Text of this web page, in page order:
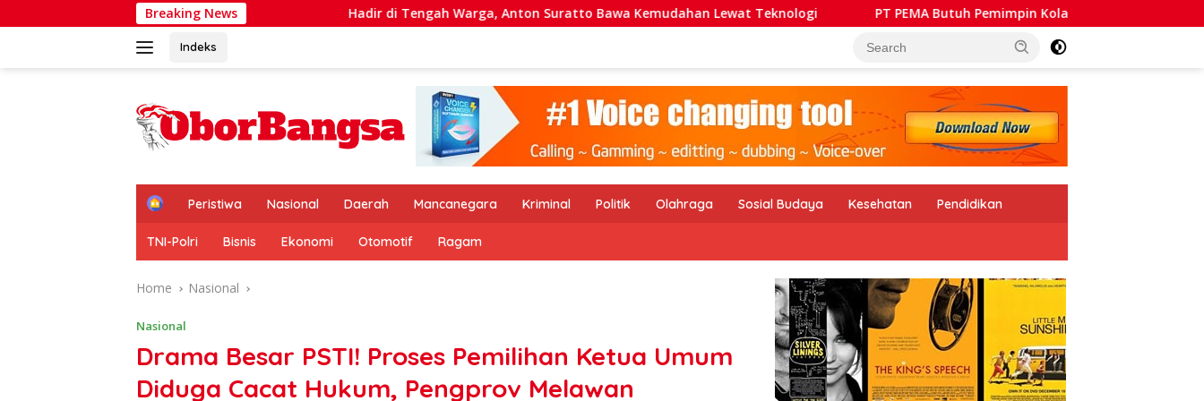
to
Breaking News Hadir di Tengah Warga, Anton Suratto Bawa Kemudahan Lewat Teknologi PT PEMA Butuh Pemimpin Kolaboratif, Mampu Bangun Sinergi
Indeks
H
m
e
Peristiwa Nasional Daerah Mancanegara Kriminal Politik Olahraga Sosial Budaya Kesehatan Pendidikan
TNI-Polri Bisnis Ekonomi Otomotif Ragam
Home Nasional
Nasional
Drama Besar PSTI! Proses Pemilihan Ketua Umum
Diduga Cacat Hukum, Pengprov Melawan